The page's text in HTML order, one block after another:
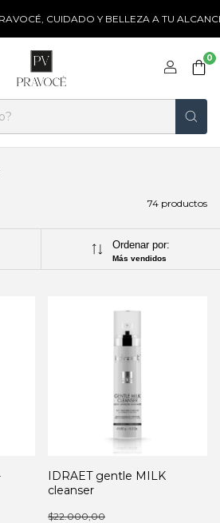
CUIDADO Y BELLEZA A TU ALCANCE ❤
0
74 productos
Ordenar por:
Más vendidos
IDRAET gentle MILK
cleanser
$22.000,00